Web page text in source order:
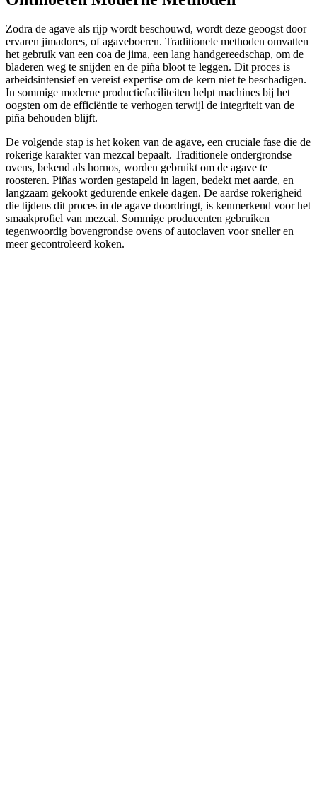
Zodra de agave als rijp wordt beschouwd, wordt deze geoogst door
ervaren jimadores, of agaveboeren. Traditionele methoden omvatten
het gebruik van een coa de jima, een lang handgereedschap, om de
bladeren weg te snijden en de piña bloot te leggen. Dit proces is
arbeidsintensief en vereist expertise om de kern niet te beschadigen.
In sommige moderne productiefaciliteiten helpt machines bij het
oogsten om de efficiëntie te verhogen terwijl de integriteit van de
piña behouden blijft.
De volgende stap is het koken van de agave, een cruciale fase die de
rokerige karakter van mezcal bepaalt. Traditionele ondergrondse
ovens, bekend als hornos, worden gebruikt om de agave te
roosteren. Piñas worden gestapeld in lagen, bedekt met aarde, en
langzaam gekookt gedurende enkele dagen. De aardse rokerigheid
die tijdens dit proces in de agave doordringt, is kenmerkend voor het
smaakprofiel van mezcal. Sommige producenten gebruiken
tegenwoordig bovengrondse ovens of autoclaven voor sneller en
meer gecontroleerd koken.